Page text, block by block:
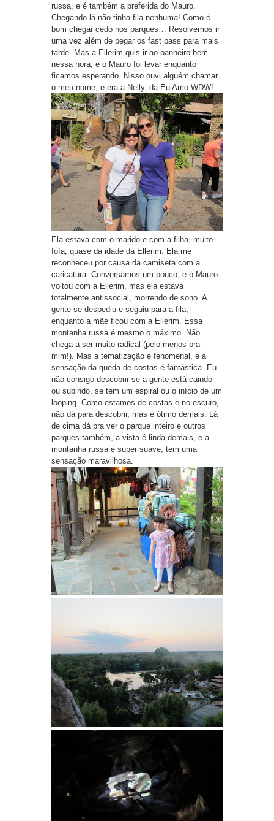
russa, e é também a preferida do Mauro.
Chegando lá não tinha fila nenhuma! Como é
bom chegar cedo nos parques… Resolvemos ir
uma vez além de pegar os fast pass para mais
tarde. Mas a Ellerim quis ir ao banheiro bem
nessa hora, e o Mauro foi levar enquanto
ficamos esperando. Nisso ouvi alguém chamar
o meu nome, e era a Nelly, da Eu Amo WDW!
Ela estava com o marido e com a filha, muito
fofa, quase da idade da Ellerim. Ela me
reconheceu por causa da camiseta com a
caricatura. Conversamos um pouco, e o Mauro
voltou com a Ellerim, mas ela estava
totalmente antissocial, morrendo de sono. A
gente se despediu e seguiu para a fila,
enquanto a mãe ficou com a Ellerim. Essa
montanha russa é mesmo o máximo. Não
chega a ser muito radical (pelo menos pra
mim!). Mas a tematização é fenomenal, e a
sensação da queda de costas é fantástica. Eu
não consigo descobrir se a gente está caindo
ou subindo, se tem um espiral ou o início de um
looping. Como estamos de costas e no escuro,
não dá para descobrir, mas é ótimo demais. Lá
de cima dá pra ver o parque inteiro e outros
parques também, a vista é linda demais, e a
montanha russa é super suave, tem uma
sensação maravilhosa.